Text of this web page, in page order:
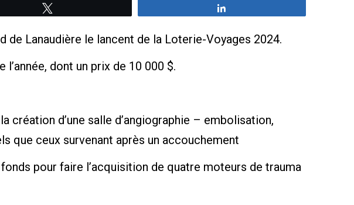
de Lanaudière le lancent de la Loterie-Voyages 2024.
dont un prix de 10 000 $.
création d’une salle d’angiographie – embolisation,
que ceux survenant après un accouchement
pour faire l’acquisition de quatre moteurs de trauma